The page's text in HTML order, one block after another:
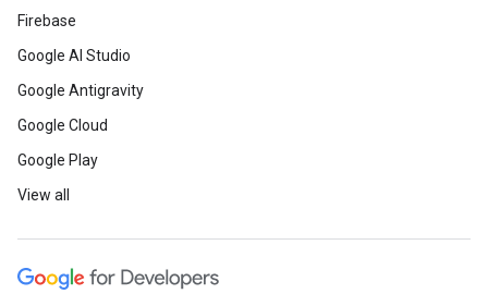
Firebase
Google AI Studio
Google Antigravity
Google Cloud
Google Play
View all